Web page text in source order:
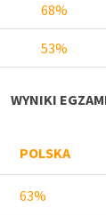
68%
53%
WYNIKI
POLSKA
63%